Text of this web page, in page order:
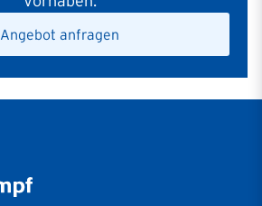
Angebot anfragen